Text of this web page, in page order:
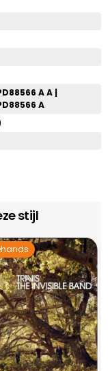
A A |
A
stijl